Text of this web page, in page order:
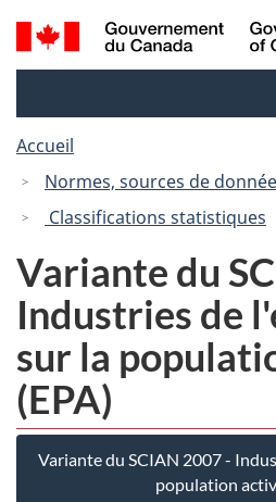
au
à
Recherche
et
Accueil
Normes, sources de
Classifications statistiques
Variante du
Industries de
sur la
(EPA)
Variante du SCIAN 2007 -
population